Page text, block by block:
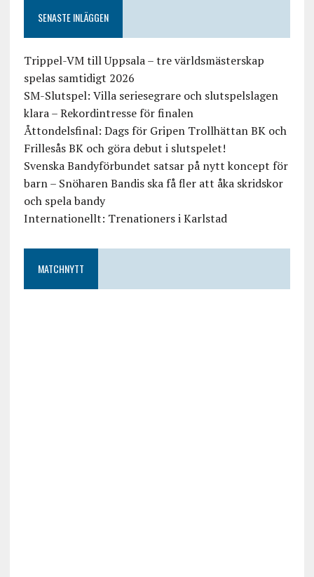
SENASTE INLÄGGEN
Trippel-VM till Uppsala – tre världsmästerskap
spelas samtidigt 2026
SM-Slutspel: Villa seriesegrare och slutspelslagen
klara – Rekordintresse för finalen
Åttondelsfinal: Dags för Gripen Trollhättan BK och
Frillesås BK och göra debut i slutspelet!
Svenska Bandyförbundet satsar på nytt koncept för
barn – Snöharen Bandis ska få fler att åka skridskor
och spela bandy
Internationellt: Trenationers i Karlstad
MATCHNYTT